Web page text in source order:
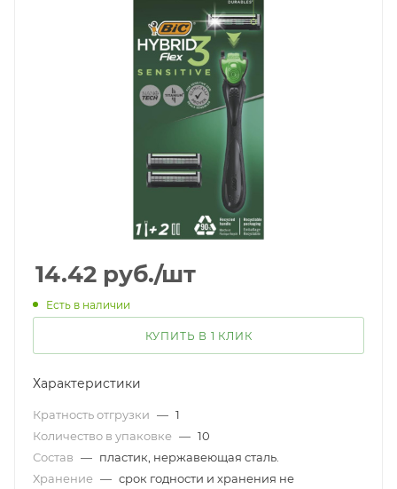
14.42 руб./шт
Есть в наличии
КУПИТЬ В 1 КЛИК
Характеристики
Кратность отгрузки — 1
Количество в упаковке — 10
Состав — пластик, нержавеющая сталь.
Хранение — срок годности и хранения не